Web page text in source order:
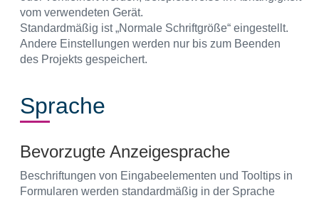
vom verwendeten Gerät.
Standardmäßig ist „Normale Schriftgröße“ eingestellt.
Andere Einstellungen werden nur bis zum Beenden
des Projekts gespeichert.
Sprache
Bevorzugte Anzeigesprache
Beschriftungen von Eingabeelementen und Tooltips in
Formularen werden standardmäßig in der Sprache